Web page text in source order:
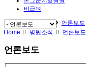
비급여
Home 병원소식
언론보도
Home
병원소식 언론보도
언론보도